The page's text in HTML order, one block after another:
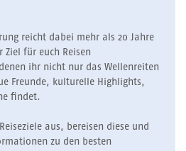
reicht dabei mehr als 20 Jahre
Ziel für euch Reisen
ihr nicht nur das Wellenreiten
Freunde, kulturelle Highlights,
findet.
aus, bereisen diese und
zu den besten